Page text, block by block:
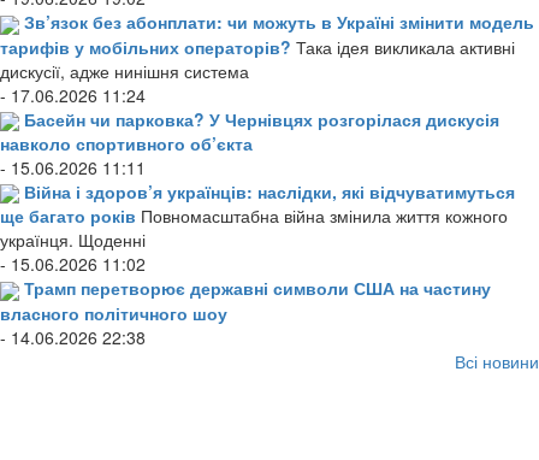
Зв’язок без абонплати: чи можуть в Україні змінити модель
тарифів у мобільних операторів? Така ідея викликала активні
дискусії, адже нинішня система
- 17.06.2026 11:24
Басейн чи парковка? У Чернівцях розгорілася дискусія
навколо спортивного об’єкта
- 15.06.2026 11:11
Війна і здоров’я українців: наслідки, які відчуватимуться
ще багато років Повномасштабна війна змінила життя кожного
українця. Щоденні
- 15.06.2026 11:02
Трамп перетворює державні символи США на частину
власного політичного шоу
- 14.06.2026 22:38
Всі новини